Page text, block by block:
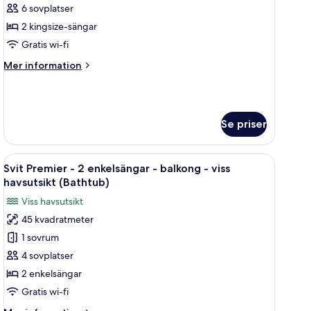
60
Spa
Treatment)
-
2
sovrum
balkong
Board)
6 sovplatser
2 kingsize-sängar
Gratis wi-fi
Mer information
Mer
2
sovrum
-
balkong
-
havsutsikt
(Half
Board)
Se priser
och utsikt över havet.
Öppna
alla
för
Svit
Premier
-
2
enkelsängar
Ett hotellrum med två sängar, en soffa, ett
5
Svit Premier - 2 enkelsängar - balkong - viss
havsutsikt (Bathtub)
Viss havsutsikt
45 kvadratmeter
1 sovrum
4 sovplatser
2 enkelsängar
Gratis wi-fi